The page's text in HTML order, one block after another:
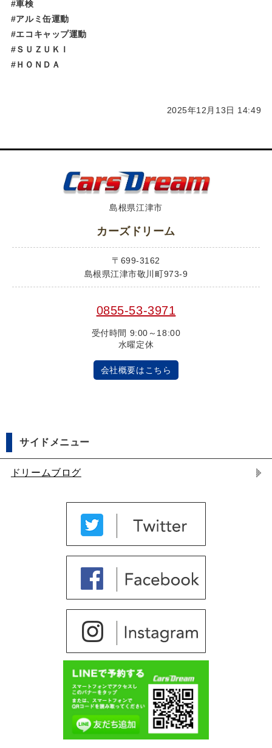
#車検
#アルミ缶運動
#エコキャップ運動
#ＳＵＺＵＫＩ
#ＨＯＮＤＡ
2025年12月13日 14:49
島根県江津市
カーズドリーム
〒699-3162
島根県江津市敬川町973-9
0855-53-3971
受付時間 9:00～18:00
水曜定休
会社概要はこちら
サイドメニュー
ドリームブログ